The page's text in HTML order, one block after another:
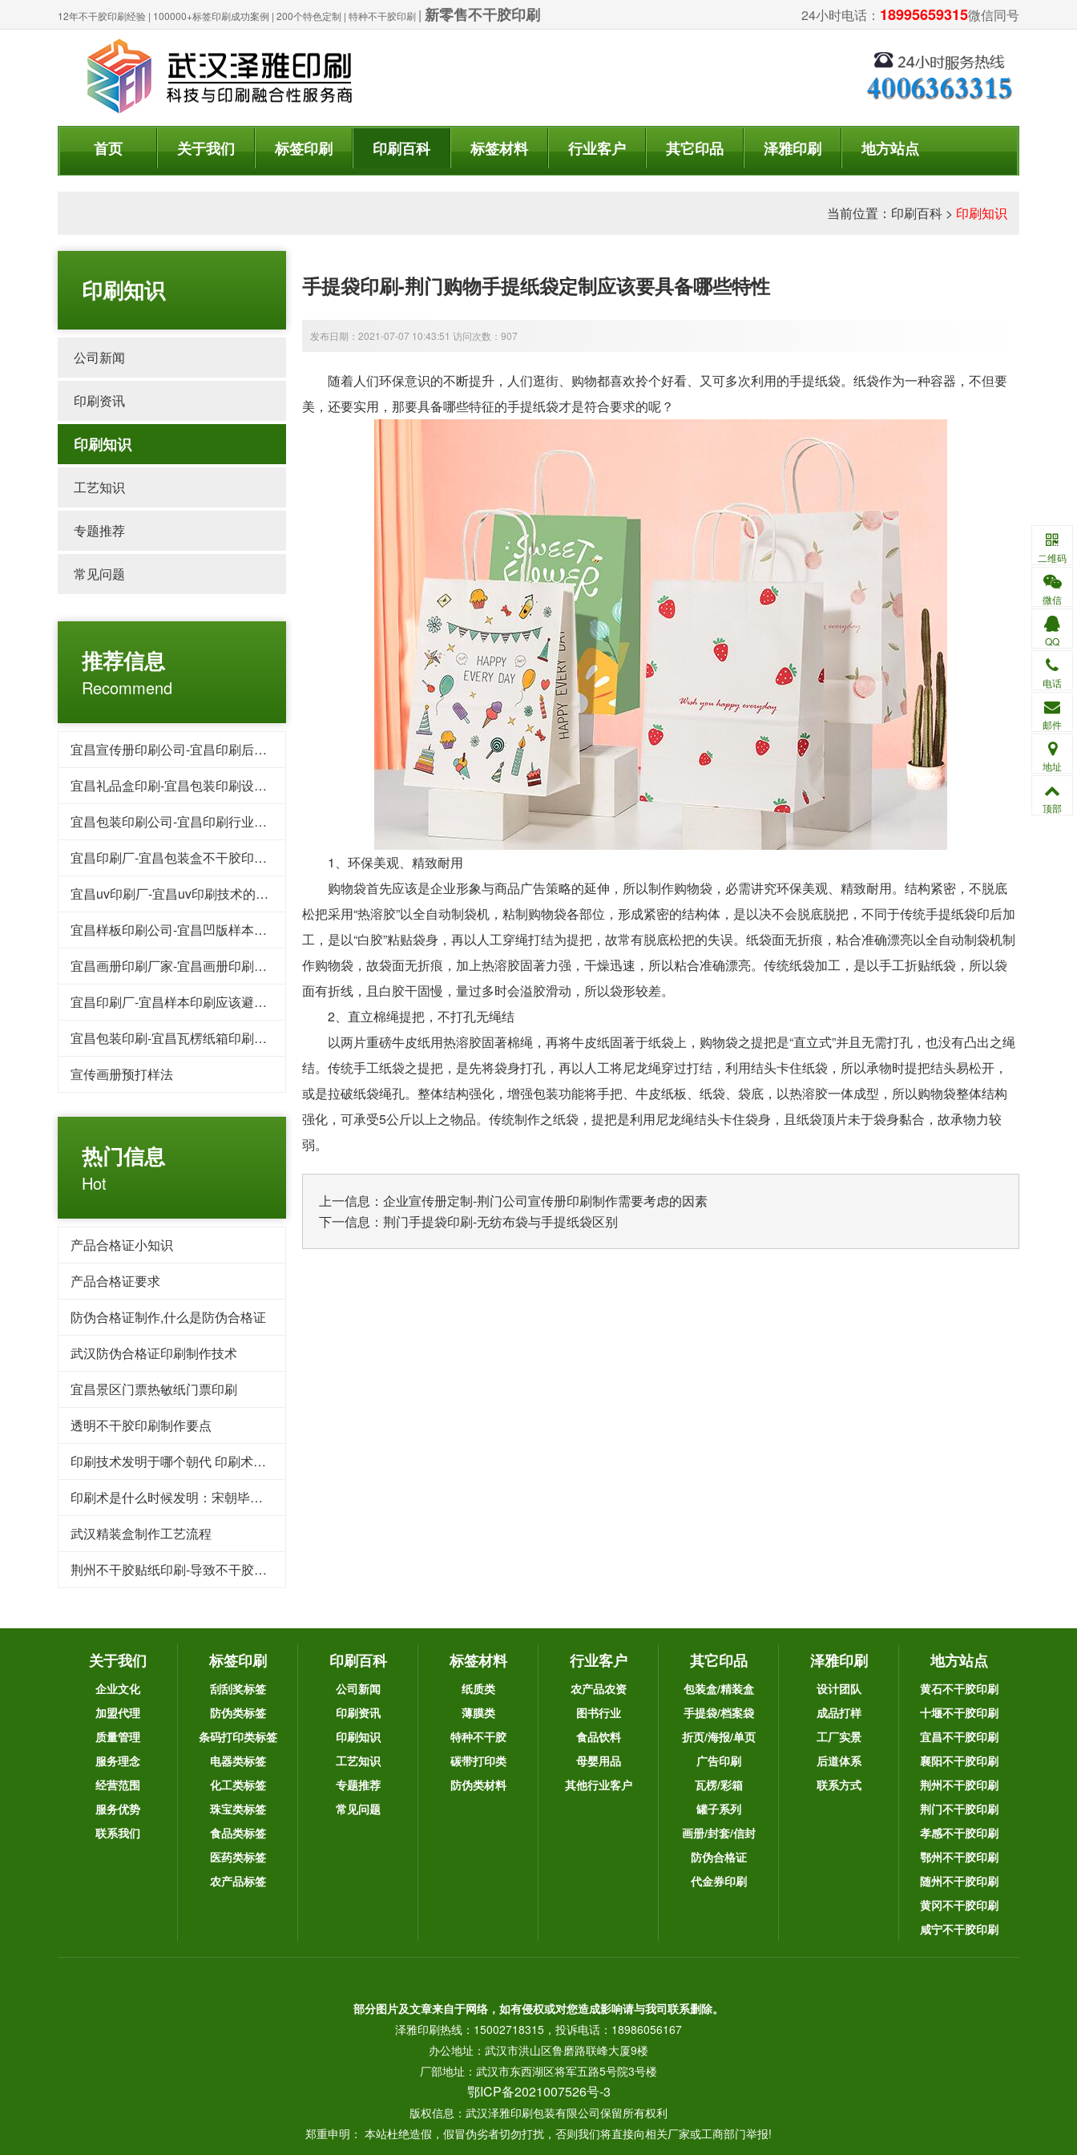
12年不干胶印刷经验 | 100000+标签印刷成功案例 | 200个特色定制 | 特种不干胶印刷 | 新零售不干胶印刷 24小时电话： 18995659315微信同号
首页 关于我们 标签印刷 印刷百科 标签材料 行业客户 其它印品 泽雅印刷 地方站点
当前位置： 印刷百科 > 印刷知识
印刷知识
公司新闻
印刷资讯
印刷知识
工艺知识
专题推荐
常见问题
推荐信息
Recommend
宜昌宣传册印刷公司-宜昌印刷后常见的工艺特点
宜昌礼品盒印刷-宜昌包装印刷设计行业的规范
宜昌包装印刷公司-宜昌印刷行业的这些专业术语
宜昌印刷厂-宜昌包装盒不干胶印刷基本知识和技巧
宜昌uv印刷厂-宜昌uv印刷技术的好处
宜昌样板印刷公司-宜昌凹版样本印刷工艺
宜昌画册印刷厂家-宜昌画册印刷知识点
宜昌印刷厂-宜昌样本印刷应该避免的八大浪费
宜昌包装印刷-宜昌瓦楞纸箱印刷常见的原材料
宣传画册预打样法
热门信息
Hot
产品合格证小知识
产品合格证要求
防伪合格证制作,什么是防伪合格证
武汉防伪合格证印刷制作技术
宜昌景区门票热敏纸门票印刷
透明不干胶印刷制作要点
印刷技术发明于哪个朝代 印刷术是哪个朝代发明的
印刷术是什么时候发明：宋朝毕昇发明（利于文化传承）
武汉精装盒制作工艺流程
荆州不干胶贴纸印刷-导致不干胶标签粘性下降的原因
手提袋印刷-荆门购物手提纸袋定制应该要具备哪些特性
发布日期：2021-07-07 10:43:51 访问次数：907
随着人们环保意识的不断提升，人们逛街、购物都喜欢拎个好看、又可多次利用的手提纸袋。纸袋作为一种容器，不但要
美，还要实用，那要具备哪些特征的手提纸袋才是符合要求的呢？
1、环保美观、精致耐用
购物袋首先应该是企业形象与商品广告策略的延伸，所以制作购物袋，必需讲究环保美观、精致耐用。结构紧密，不脱底
松把采用“热溶胶”以全自动制袋机，粘制购物袋各部位，形成紧密的结构体，是以决不会脱底脱把，不同于传统手提纸袋印后加
工，是以“白胶”粘贴袋身，再以人工穿绳打结为提把，故常有脱底松把的失误。纸袋面无折痕，粘合准确漂亮以全自动制袋机制
作购物袋，故袋面无折痕，加上热溶胶固著力强，干燥迅速，所以粘合准确漂亮。传统纸袋加工，是以手工折贴纸袋，所以袋
面有折线，且白胶干固慢，量过多时会溢胶滑动，所以袋形较差。
2、直立棉绳提把，不打孔无绳结
以两片重磅牛皮纸用热溶胶固著棉绳，再将牛皮纸固著于纸袋上，购物袋之提把是“直立式”并且无需打孔，也没有凸出之绳
结。传统手工纸袋之提把，是先将袋身打孔，再以人工将尼龙绳穿过打结，利用结头卡住纸袋，所以承物时提把结头易松开，
或是拉破纸袋绳孔。整体结构强化，增强包装功能将手把、牛皮纸板、纸袋、袋底，以热溶胶一体成型，所以购物袋整体结构
强化，可承受5公斤以上之物品。传统制作之纸袋，提把是利用尼龙绳结头卡住袋身，且纸袋顶片未于袋身黏合，故承物力较
弱。
上一信息： 企业宣传册定制-荆门公司宣传册印刷制作需要考虑的因素
下一信息： 荆门手提袋印刷-无纺布袋与手提纸袋区别
关于我们
企业文化
加盟代理
质量管理
服务理念
经营范围
服务优势
联系我们
标签印刷
刮刮奖标签
防伪类标签
条码打印类标签
电器类标签
化工类标签
珠宝类标签
食品类标签
医药类标签
农产品标签
印刷百科
公司新闻
印刷资讯
印刷知识
工艺知识
专题推荐
常见问题
标签材料
纸质类
薄膜类
特种不干胶
碳带打印类
防伪类材料
行业客户
农产品农资
图书行业
食品饮料
母婴用品
其他行业客户
其它印品
包装盒/精装盒
手提袋/档案袋
折页/海报/单页
广告印刷
瓦楞/彩箱
罐子系列
画册/封套/信封
防伪合格证
代金券印刷
泽雅印刷
设计团队
成品打样
工厂实景
后道体系
联系方式
地方站点
黄石不干胶印刷
十堰不干胶印刷
宜昌不干胶印刷
襄阳不干胶印刷
荆州不干胶印刷
荆门不干胶印刷
孝感不干胶印刷
鄂州不干胶印刷
随州不干胶印刷
黄冈不干胶印刷
咸宁不干胶印刷
部分图片及文章来自于网络，如有侵权或对您造成影响请与我司联系删除。
泽雅印刷热线：15002718315，投诉电话：18986056167
办公地址：武汉市洪山区鲁磨路联峰大厦9楼
厂部地址：武汉市东西湖区将军五路5号院3号楼
鄂ICP备2021007526号-3
版权信息：武汉泽雅印刷包装有限公司保留所有权利
郑重申明： 本站杜绝造假，假冒伪劣者切勿打扰，否则我们将直接向相关厂家或工商部门举报!
二维码
微信
QQ
电话
邮件
地址
顶部